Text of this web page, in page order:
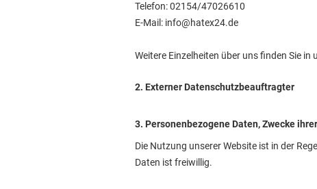
Telefon: 02154/47026610
E-Mail: info@hatex24.de
Weitere Einzelheiten über uns finden Sie
2. Externer Datenschutzbeauftragter
3. Personenbezogene Daten, Zwecke
Die Nutzung unserer Website ist in der
Daten ist freiwillig.